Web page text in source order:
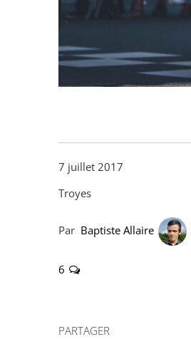
7 juillet 2017
Troyes
Par Baptiste Allaire
6
PARTAGER